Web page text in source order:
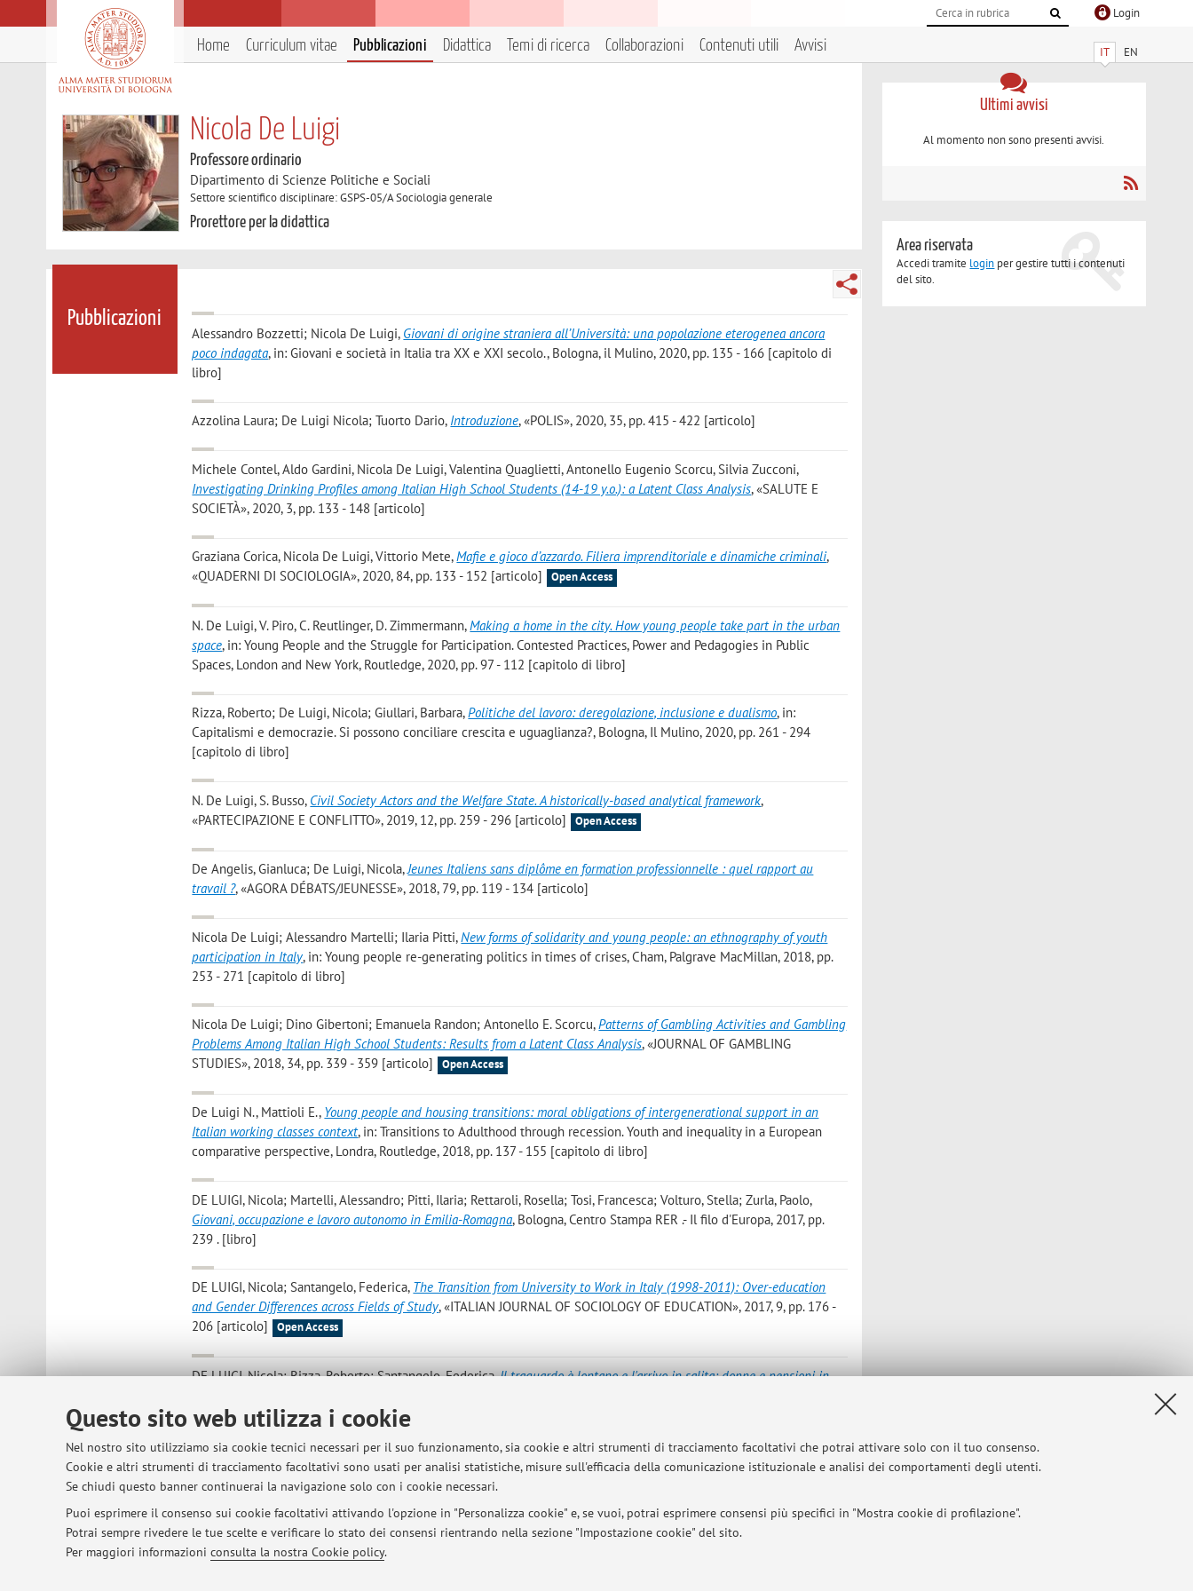
Questo sito web utilizza i cookie
Nel nostro sito utilizziamo sia cookie tecnici necessari per il suo funzionamento, sia cookie e altri strumenti di tracciamento facoltativi che potrai attivare solo con il tuo consenso.
Cookie e altri strumenti di tracciamento facoltativi sono usati per analisi statistiche, misure sull'efficacia della comunicazione istituzionale e analisi dei comportamenti degli utenti.
Se chiudi questo banner continuerai la navigazione solo con i cookie necessari.
Puoi esprimere il consenso sui cookie facoltativi attivando l'opzione in "Personalizza cookie" e, se vuoi, potrai esprimere consensi più specifici in "Mostra cookie di profilazione".
Potrai sempre rivedere le tue scelte e verificare lo stato dei consensi rientrando nella sezione "Impostazione cookie" del sito.
Per maggiori informazioni consulta la nostra Cookie policy.
Login
IT EN
Home Curriculum vitae Pubblicazioni Didattica Temi di ricerca Collaborazioni Contenuti utili Avvisi
Nicola De Luigi
Professore ordinario
Dipartimento di Scienze Politiche e Sociali
Settore scientifico disciplinare: GSPS-05/A Sociologia generale
Prorettore per la didattica
Pubblicazioni
Alessandro Bozzetti; Nicola De Luigi, Giovani di origine straniera all’Università: una popolazione eterogenea ancora
poco indagata, in: Giovani e società in Italia tra XX e XXI secolo., Bologna, il Mulino, 2020, pp. 135 - 166 [capitolo di
libro]
Azzolina Laura; De Luigi Nicola; Tuorto Dario, Introduzione, «POLIS», 2020, 35, pp. 415 - 422 [articolo]
Michele Contel, Aldo Gardini, Nicola De Luigi, Valentina Quaglietti, Antonello Eugenio Scorcu, Silvia Zucconi,
Investigating Drinking Profiles among Italian High School Students (14-19 y.o.): a Latent Class Analysis, «SALUTE E
SOCIETÀ», 2020, 3, pp. 133 - 148 [articolo]
Graziana Corica, Nicola De Luigi, Vittorio Mete,Mafie e gioco d’azzardo. Filiera imprenditoriale e dinamiche criminali,
«QUADERNI DI SOCIOLOGIA», 2020, 84, pp. 133 - 152 [articolo]
Open Access
N. De Luigi, V. Piro, C. Reutlinger, D. Zimmermann,Making a home in the city. How young people take part in the urban
space, in: Young People and the Struggle for Participation. Contested Practices, Power and Pedagogies in Public
Spaces, London and New York, Routledge, 2020, pp. 97 - 112 [capitolo di libro]
Rizza, Roberto; De Luigi, Nicola; Giullari, Barbara,Politiche del lavoro: deregolazione, inclusione e dualismo, in:
Capitalismi e democrazie. Si possono conciliare crescita e uguaglianza?, Bologna, Il Mulino, 2020, pp. 261 - 294
[capitolo di libro]
N. De Luigi, S. Busso, Civil Society Actors and the Welfare State. A historically-based analytical framework,
«PARTECIPAZIONE E CONFLITTO», 2019, 12, pp. 259 - 296 [articolo]
Open Access
De Angelis, Gianluca; De Luigi, Nicola,Jeunes Italiens sans diplôme en formation professionnelle : quel rapport au
travail ?, «AGORA DÉBATS/JEUNESSE», 2018, 79, pp. 119 - 134 [articolo]
Nicola De Luigi; Alessandro Martelli; Ilaria Pitti,New forms of solidarity and young people: an ethnography of youth
participation in Italy, in: Young people re-generating politics in times of crises, Cham, Palgrave MacMillan, 2018, pp.
253 - 271 [capitolo di libro]
Nicola De Luigi; Dino Gibertoni; Emanuela Randon; Antonello E. Scorcu,Patterns of Gambling Activities and Gambling
Problems Among Italian High School Students: Results from a Latent Class Analysis, «JOURNAL OF GAMBLING
STUDIES», 2018, 34, pp. 339 - 359 [articolo]
Open Access
De Luigi N., Mattioli E., Young people and housing transitions: moral obligations of intergenerational support in an
Italian working classes context, in: Transitions to Adulthood through recession. Youth and inequality in a European
comparative perspective, Londra, Routledge, 2018, pp. 137 - 155 [capitolo di libro]
DE LUIGI, Nicola; Martelli, Alessandro; Pitti, Ilaria; Rettaroli, Rosella; Tosi, Francesca; Volturo, Stella; Zurla, Paolo,
Giovani, occupazione e lavoro autonomo in Emilia-Romagna, Bologna, Centro Stampa RER .- Il filo d'Europa, 2017, pp.
239 . [libro]
DE LUIGI, Nicola; Santangelo, Federica, The Transition from University to Work in Italy (1998-2011): Over-education
and Gender Differences across Fields of Study, «ITALIAN JOURNAL OF SOCIOLOGY OF EDUCATION», 2017, 9, pp. 176 -
206 [articolo]
Open Access
DE LUIGI, Nicola; Rizza, Roberto; Santangelo, Federica,Il traguardo è lontano e l'arrivo in salita: donne e pensioni in
Mattioli, Elena; DE LUIGI, Nicola,Intersectionality at work. Reflections from a study on intergenerational negotiation of
independent living in families from working classes, «RASSEGNA ITALIANA DI SOCIOLOGIA», 2016, 3, pp. 481 - 502
[articolo]
1 2 3 4 5
Ultimi avvisi
Al momento non sono presenti avvisi.
Area riservata
Accedi tramite login per gestire tutti i contenuti
del sito.